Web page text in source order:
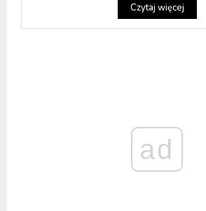
Czytaj więcej
ad